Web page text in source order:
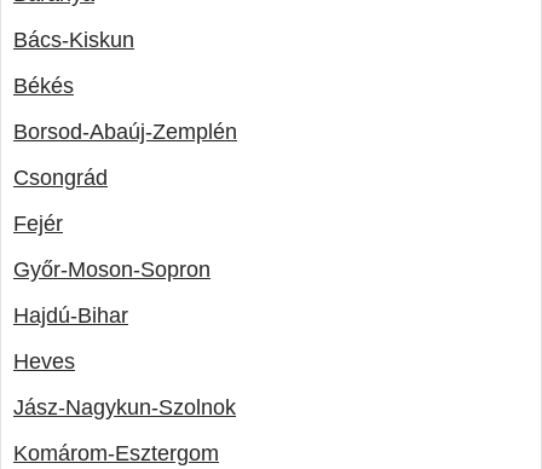
Bács-Kiskun
Békés
Borsod-Abaúj-Zemplén
Csongrád
Fejér
Győr-Moson-Sopron
Hajdú-Bihar
Heves
Jász-Nagykun-Szolnok
Komárom-Esztergom